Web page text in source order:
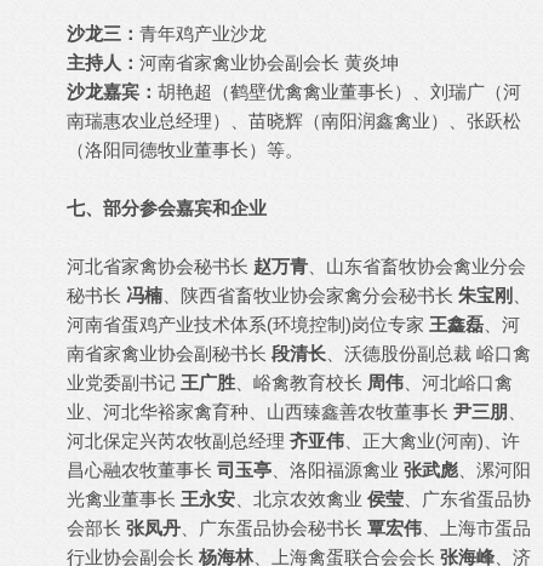
沙龙三： 青年鸡产业沙龙
主持人： 河南省家禽业协会副会长 黄炎坤
沙龙嘉宾： 胡艳超（鹤壁优禽禽业董事长）、刘瑞广（河
南瑞惠农业总经理）、苗晓辉（南阳润鑫禽业）、张跃松
（洛阳同德牧业董事长）等。
七、部分参会嘉宾和企业
河北省家禽协会秘书长 赵万青 、山东省畜牧协会禽业分会
秘书长 冯楠 、陕西省畜牧业协会家禽分会秘书长 朱宝刚
河南省蛋鸡产业技术体系(环境控制)岗位专家 王鑫磊 、河
南省家禽业协会副秘书长 段清长 、沃德股份副总裁 峪口禽
业党委副书记 王广胜 、峪禽教育校长 周伟 、河北峪口禽
业、河北华裕家禽育种、山西臻鑫善农牧董事长 尹三朋
河北保定兴芮农牧副总经理齐亚伟 、正大禽业(河南)、许
昌心融农牧董事长 司玉亭 、洛阳福源禽业 张武彪 、漯河阳
光禽业董事长 王永安 、北京农效禽业 侯莹 、广东省蛋品协
会部长 张凤丹 、广东蛋品协会秘书长 覃宏伟 、上海市蛋品
行业协会副会长 杨海林、上海禽蛋联合会会长 张海峰 、济